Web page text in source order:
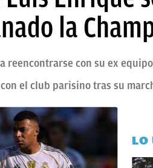
la
reencontrarse con su ex
el club parisino tras su
LO